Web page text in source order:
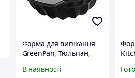
Форма для випікання
GreenPan, Тюльпан,
В наявності